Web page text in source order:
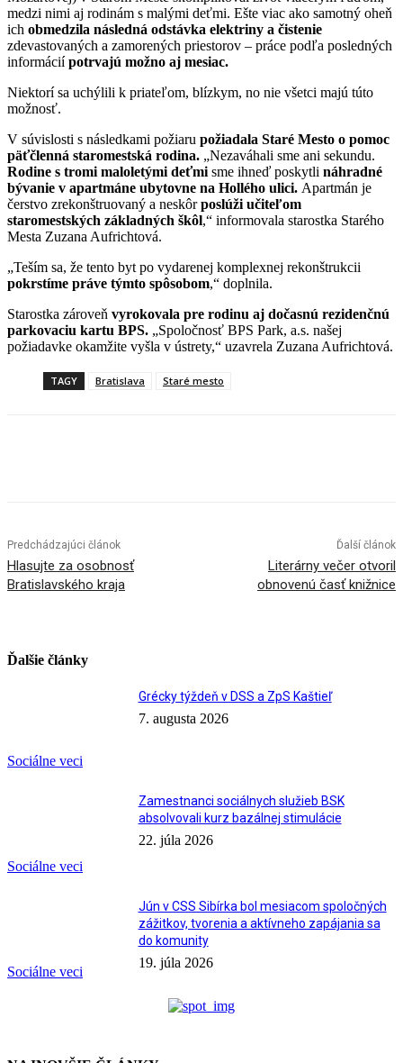
medzi nimi aj rodinám s malými deťmi. Ešte viac ako samotný oheň
ich obmedzila následná odstávka elektriny a čistenie
zdevastovaných a zamorených priestorov – práce podľa posledných
informáciípotrvajú možno aj mesiac.
Niektorí sa uchýlili k priateľom, blízkym, no nie všetci majú túto
možnosť.
V súvislosti s následkami požiaru požiadala Staré Mesto o pomoc
päťčlenná staromestská rodina. „Nezaváhali sme ani sekundu.
Rodine s tromi maloletými deťmi sme ihneď poskytli náhradné
bývanie v apartmáne ubytovne na Hollého ulici. Apartmán je
čerstvo zrekonštruovaný a neskôrposlúži učiteľom
staromestských základných škôl,“ informovala starostka Starého
Mesta Zuzana Aufrichtová.
„Teším sa, že tento byt po vydarenej komplexnej rekonštrukcii
pokrstíme práve týmto spôsobom,“ doplnila.
Starostka zároveň vyrokovala pre rodinu aj dočasnú rezidenčnú
parkovaciu kartu BPS. „Spoločnosť BPS Park, a.s. našej
požiadavke okamžite vyšla v ústrety,“ uzavrela Zuzana Aufrichtová.
TAGY Bratislava Staré mesto
Predchádzajúci článok
Hlasujte za osobnosť
Bratislavského kraja
Ďalší článok
Literárny večer otvoril
obnovenú časť knižnice
Ďalšie články
Sociálne veci
Grécky týždeň v DSS a ZpS Kaštieľ
7. augusta 2026
Sociálne veci
Zamestnanci sociálnych služieb BSK
absolvovali kurz bazálnej stimulácie
22. júla 2026
Sociálne veci
Jún v CSS Sibírka bol mesiacom spoločných
zážitkov, tvorenia a aktívneho zapájania sa
do komunity
19. júla 2026